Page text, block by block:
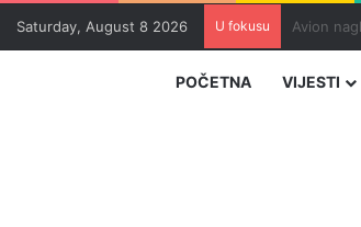
Saturday, August 8 2026 U fokusu Zvizdić,
POČETNA VIJESTI